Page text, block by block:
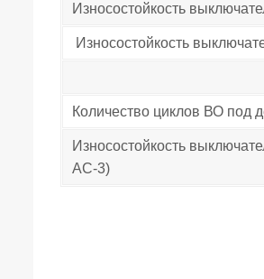
Износостойкость
Износостойкость
Количество циклов ВО под
Износостойкость
АС-3)